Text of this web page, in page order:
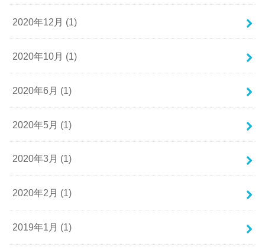
2020年12月 (1)
2020年10月 (1)
2020年6月 (1)
2020年5月 (1)
2020年3月 (1)
2020年2月 (1)
2019年1月 (1)